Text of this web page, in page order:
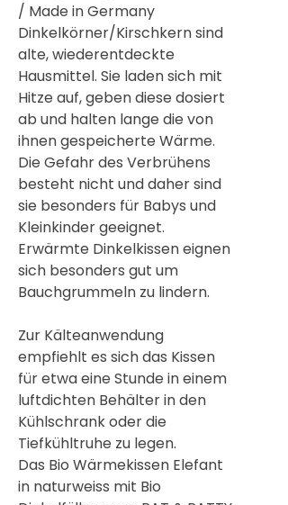
/ Made in Germany
Dinkelkörner/Kirschkern sind
alte, wiederentdeckte
Hausmittel. Sie laden sich mit
Hitze auf, geben diese dosiert
ab und halten lange die von
ihnen gespeicherte Wärme.
Die Gefahr des Verbrühens
besteht nicht und daher sind
sie besonders für Babys und
Kleinkinder geeignet.
Erwärmte Dinkelkissen eignen
sich besonders gut um
Bauchgrummeln zu lindern.
Zur Kälteanwendung
empfiehlt es sich das Kissen
für etwa eine Stunde in einem
luftdichten Behälter in den
Kühlschrank oder die
Tiefkühltruhe zu legen.
Das Bio Wärmekissen Elefant
in naturweiss mit Bio